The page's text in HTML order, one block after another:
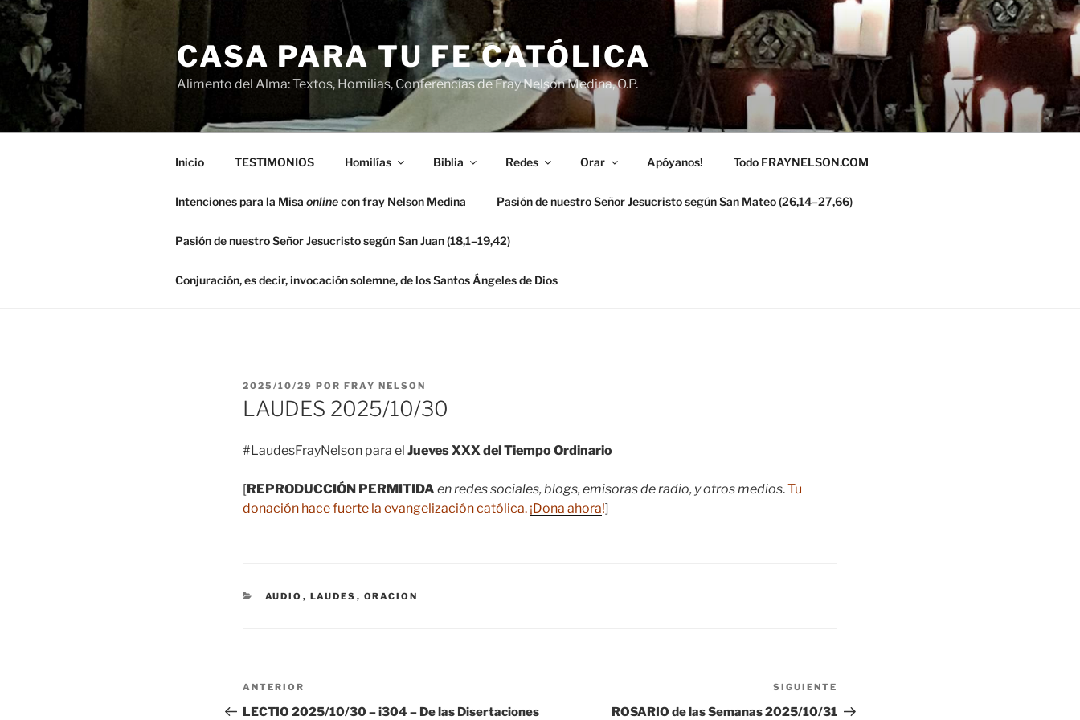
Saltar
contenido
CASA PARA TU FE CATÓLICA
Alimento del Alma: Textos, Homilias, Conferencias de Fray Nelson Medina, O.P.
Inicio TESTIMONIOS Homilías Biblia Redes Orar Apóyanos! Todo FRAYNELSON.COM
Intenciones para la Misa onlinecon fray Nelson Medina Pasión de nuestro Señor Jesucristo según San Mateo (26,14–27,66)
Pasión de nuestro Señor Jesucristo según San Juan (18,1–19,42)
Conjuración, es decir, invocación solemne, de los Santos Ángeles de Dios
PUBLICADO
EL
2025/10/29 POR FRAY NELSON
LAUDES 2025/10/30
#LaudesFrayNelson para el Jueves XXX del Tiempo Ordinario
[REPRODUCCIÓN PERMITIDA en redes sociales, blogs, emisoras de radio, y otros medios.Tu
donación hace fuerte la evangelización católica. ¡Dona ahora!]
CATEGORÍAS
AUDIO , LAUDES , ORACION
Navegación
de
Entrada
anterior:
ANTERIOR
LECTIO 2025/10/30 – i304 – De las Disertaciones
entrada
SIGUIENTE
ROSARIO de las Semanas 2025/10/31